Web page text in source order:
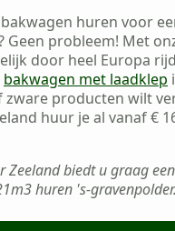
huren voor
Geen probleem! Met
door heel Europa
bakwagen met laadklep
producten wilt
huur je al vanaf €
Zeeland biedt u graag
huren 's-gravenpolder.